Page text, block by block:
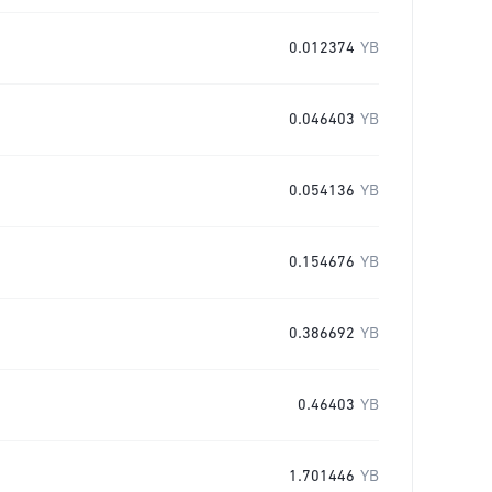
0.012374 YB
0.046403 YB
0.054136 YB
0.154676 YB
0.386692 YB
0.46403 YB
1.701446 YB